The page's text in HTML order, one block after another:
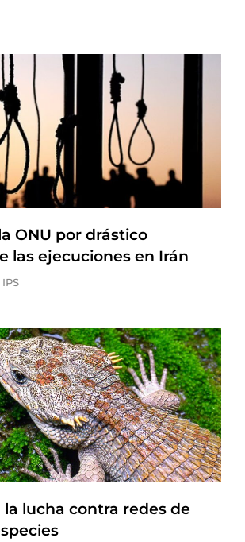
ONU por drástico
las ejecuciones en Irán
la lucha contra redes de